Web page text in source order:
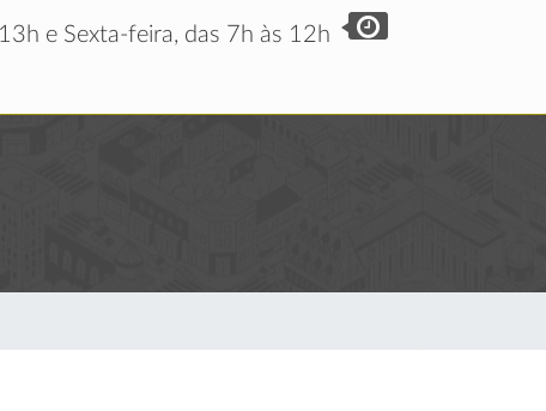
e Sexta-feira, das 7h às 12h